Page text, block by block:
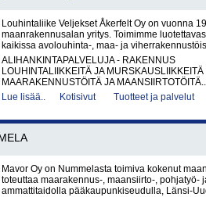
Louhintaliike Veljekset Åkerfelt Oy on vuonna
maanrakennusalan yritys. Toimimme
kaikissa avolouhinta-, maa- ja
ALIHANKINTAPALVELUJA - RAKENNUS
LOUHINTALIIKKEITÄ JA MURSKAUSLIIKKEITÄ
MAARAKENNUSTÖITÄ JA MAANSIIRTOTÖITÄ..
Lue lisää..
Kotisivut Tuotteet ja palvelut
Mavor Oy on Nummelasta toimiva kokenut
toteuttaa maarakennus-, maansiirto-, pohjatyö-
ammattitaidolla pääkaupunkiseudulla, Länsi-